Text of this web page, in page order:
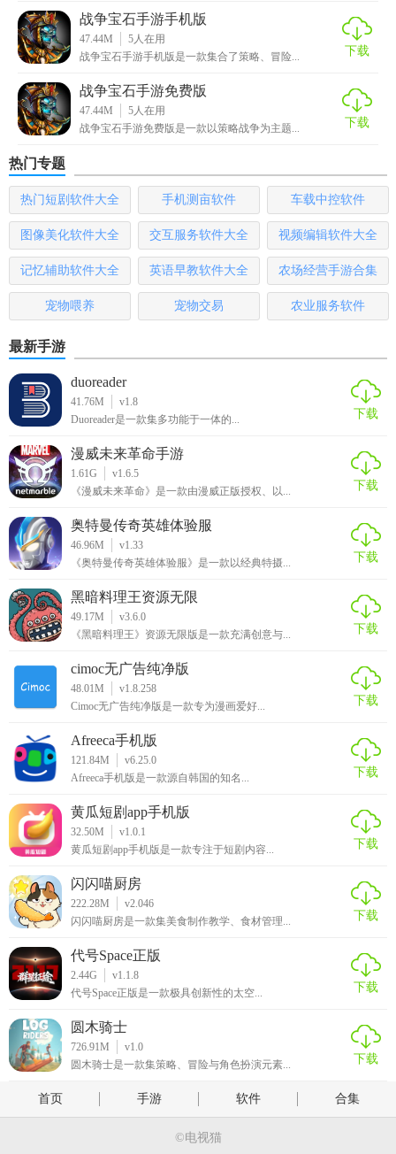
3. 选择战役模式：在游戏主界面选择想要进行的战役模式。
4. 布局军队：进入战场后，拖动屏幕左侧的军队图标到地图
5. 开始战斗：点击屏幕右侧的“开始”按钮，进入战斗状态。在
战斗过程中，可以通过屏幕上的按钮进行指挥和操作。
【战争宝石手游中文版测评】
战争宝石手游中文版作为一款策略战争类游戏，其丰富的游
戏内容、流畅的操作体验以及策略与运气并存的玩法都让人
眼前一亮。游戏不仅考验玩家的策略布局能力，还融入了随
机元素和社交系统，增加了游戏的趣味性和互动性。此外，
游戏还提供了持续更新的内容保证玩家能够长期享受游戏的
乐趣。总体来说是一款值得推荐的游戏。
战争宝石手游手机版
47.44M 5人在用
战争宝石手游手机版是一款集合了策略、冒险...
下载
战争宝石手游免费版
47.44M 5人在用
战争宝石手游免费版是一款以策略战争为主题...
下载
热门专题
热门短剧软件大全 手机测亩软件 车载中控软件
图像美化软件大全 交互服务软件大全 视频编辑软件大全
记忆辅助软件大全 英语早教软件大全 农场经营手游合集
宠物喂养 宠物交易 农业服务软件
最新手游
duoreader
41.76M
v1.8
Duoreader是一款集多功能于一体的...
下载
漫威未来革命手游
1.61G
v1.6.5
《漫威未来革命》是一款由漫威正版授权、以...
下载
奥特曼传奇英雄体验服
46.96M
v1.33
《奥特曼传奇英雄体验服》是一款以经典特摄...
下载
黑暗料理王资源无限
49.17M
v3.6.0
《黑暗料理王》资源无限版是一款充满创意与...
下载
cimoc无广告纯净版
48.01M
v1.8.258
Cimoc无广告纯净版是一款专为漫画爱好...
下载
Afreeca手机版
121.84M
v6.25.0
Afreeca手机版是一款源自韩国的知名...
下载
黄瓜短剧app手机版
32.50M
v1.0.1
黄瓜短剧app手机版是一款专注于短剧内容...
下载
闪闪喵厨房
222.28M
v2.046
闪闪喵厨房是一款集美食制作教学、食材管理...
下载
代号Space正版
2.44G
v1.1.8
代号Space正版是一款极具创新性的太空...
下载
圆木骑士
726.91M
v1.0
圆木骑士是一款集策略、冒险与角色扮演元素...
下载
首页 手游 软件 合集
©电视猫